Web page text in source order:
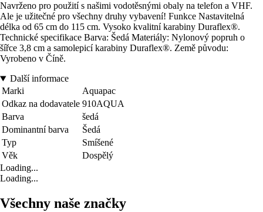
Navrženo pro použití s našimi vodotěsnými obaly na telefon a VHF.
Ale je užitečné pro všechny druhy vybavení! Funkce Nastavitelná
délka od 65 cm do 115 cm. Vysoko kvalitní karabiny Duraflex®.
Technické specifikace Barva: Šedá Materiály: Nylonový popruh o
šířce 3,8 cm a samolepicí karabiny Duraflex®. Země původu:
Vyrobeno v Číně.
Další informace
Marki
Aquapac
Odkaz na dodavatele 910AQUA
Barva
šedá
Dominantní barva
Šedá
Typ
Smíšené
Věk
Dospělý
Loading...
Loading...
Všechny naše značky